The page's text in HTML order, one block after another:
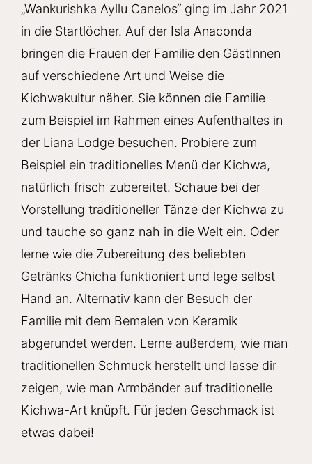
„Wankurishka Ayllu Canelos“ ging im Jahr 2021
in die Startlöcher. Auf der Isla Anaconda
bringen die Frauen der Familie den GästInnen
auf verschiedene Art und Weise die
Kichwakultur näher. Sie können die Familie
zum Beispiel im Rahmen eines Aufenthaltes in
der Liana Lodge besuchen. Probiere zum
Beispiel ein traditionelles Menü der Kichwa,
natürlich frisch zubereitet. Schaue bei der
Vorstellung traditioneller Tänze der Kichwa zu
und tauche so ganz nah in die Welt ein. Oder
lerne wie die Zubereitung des beliebten
Getränks Chicha funktioniert und lege selbst
Hand an. Alternativ kann der Besuch der
Familie mit dem Bemalen von Keramik
abgerundet werden. Lerne außerdem, wie man
traditionellen Schmuck herstellt und lasse dir
zeigen, wie man Armbänder auf traditionelle
Kichwa-Art knüpft. Für jeden Geschmack ist
etwas dabei!